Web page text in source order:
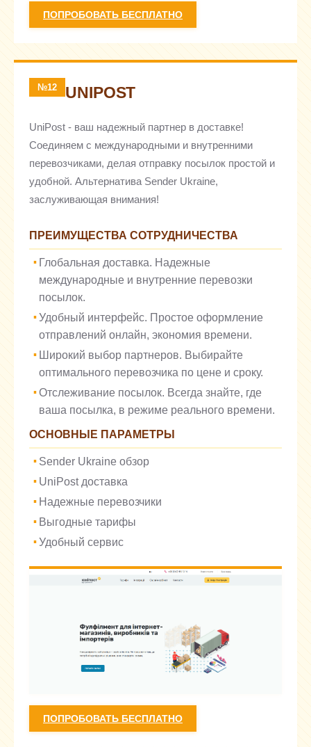
ПОПРОБОВАТЬ БЕСПЛАТНО
№12 UNIPOST
UniPost - ваш надежный партнер в доставке!
Соединяем с международными и внутренними
перевозчиками, делая отправку посылок простой и
удобной. Альтернатива Sender Ukraine,
заслуживающая внимания!
ПРЕИМУЩЕСТВА СОТРУДНИЧЕСТВА
Глобальная доставка. Надежные
международные и внутренние перевозки
посылок.
Удобный интерфейс. Простое оформление
отправлений онлайн, экономия времени.
Широкий выбор партнеров. Выбирайте
оптимального перевозчика по цене и сроку.
Отслеживание посылок. Всегда знайте, где
ваша посылка, в режиме реального времени.
ОСНОВНЫЕ ПАРАМЕТРЫ
Sender Ukraine обзор
UniPost доставка
Надежные перевозчики
Выгодные тарифы
Удобный сервис
ПОПРОБОВАТЬ БЕСПЛАТНО